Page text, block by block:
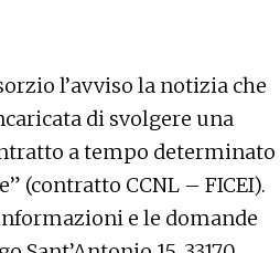
l’avviso la notizia che
di svolgere una
a tempo determinato
(contratto CCNL – FICEI).
e le domande